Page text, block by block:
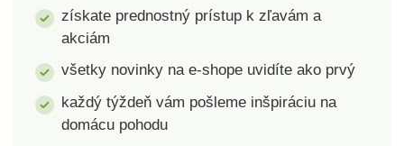
získate prednostný prístup k zľavám a
akciám
všetky novinky na e-shope uvidíte ako prvý
každý týždeň vám pošleme inšpiráciu na
domácu pohodu